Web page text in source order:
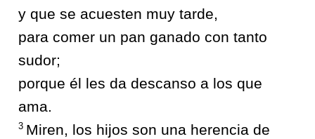
y que se acuesten muy tarde,
para comer un pan ganado con tanto
sudor;
porque él les da descanso a los que
ama.
3 Miren, los hijos son una herencia de